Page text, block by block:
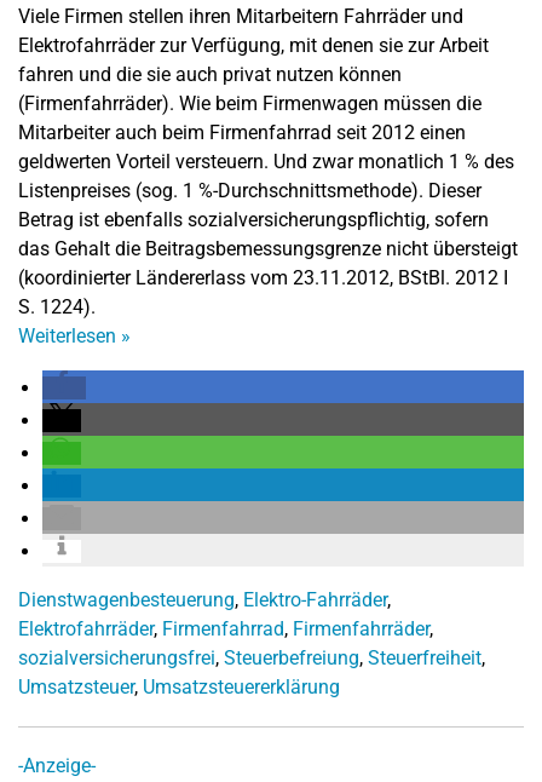
Viele Firmen stellen ihren Mitarbeitern Fahrräder und
Elektrofahrräder zur Verfügung, mit denen sie zur Arbeit
fahren und die sie auch privat nutzen können
(Firmenfahrräder). Wie beim Firmenwagen müssen die
Mitarbeiter auch beim Firmenfahrrad seit 2012 einen
geldwerten Vorteil versteuern. Und zwar monatlich 1 % des
Listenpreises (sog. 1 %-Durchschnittsmethode). Dieser
Betrag ist ebenfalls sozialversicherungspflichtig, sofern
das Gehalt die Beitragsbemessungsgrenze nicht übersteigt
(koordinierter Ländererlass vom 23.11.2012, BStBl. 2012 I
S. 1224).
Weiterlesen »
Dienstwagenbesteuerung, Elektro-Fahrräder,
Elektrofahrräder, Firmenfahrrad, Firmenfahrräder,
sozialversicherungsfrei, Steuerbefreiung, Steuerfreiheit,
Umsatzsteuer, Umsatzsteuererklärung
-Anzeige-